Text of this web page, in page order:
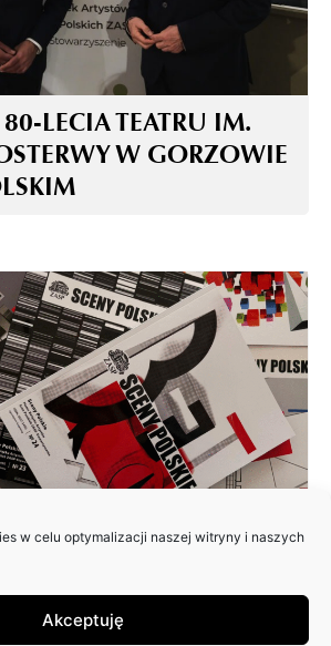
w celu optymalizacji naszej witryny i naszych
Akceptuję
LECIA TEATRU IM.
W GORZOWIE
DO NADSYŁANIA
POLSKIE